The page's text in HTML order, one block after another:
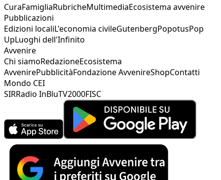
CuraFamigliaRubricheMultimediaEcosistema avvenire
Pubblicazioni
Edizioni localiL'economia civileGutenbergPopotusPop
UpLuoghi dell'Infinito
Avvenire
Chi siamoRedazioneEcosistema
AvvenirePubblicitàFondazione AvvenireShopContatti
Mondo CEI
SIRRadio InBluTV2000FISC